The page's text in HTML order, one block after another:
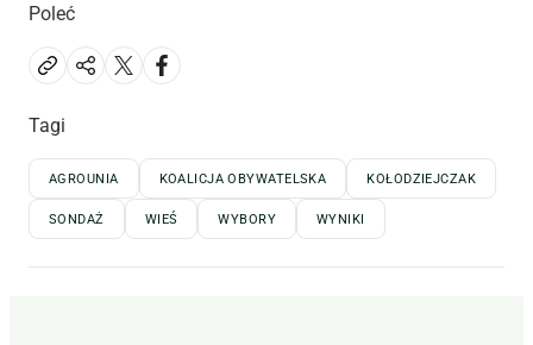
Poleć
Tagi
AGROUNIA KOALICJA OBYWATELSKA KOŁODZIEJCZAK
SONDAŻ WIEŚ WYBORY WYNIKI